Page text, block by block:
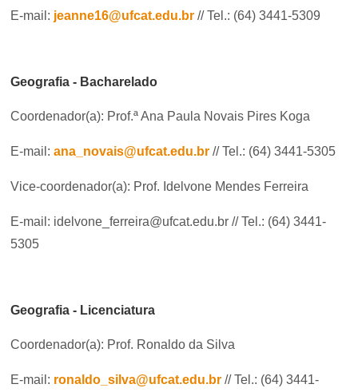
E-mail: jeanne16@ufcat.edu.br // Tel.: (64) 3441-5309
Geografia - Bacharelado
Coordenador(a): Prof.ª Ana Paula Novais Pires Koga
E-mail: ana_novais@ufcat.edu.br // Tel.: (64) 3441-5305
Vice-coordenador(a): Prof. Idelvone Mendes Ferreira
E-mail: idelvone_ferreira@ufcat.edu.br // Tel.: (64) 3441-
5305
Geografia - Licenciatura
Coordenador(a): Prof. Ronaldo da Silva
E-mail: ronaldo_silva@ufcat.edu.br // Tel.: (64) 3441-